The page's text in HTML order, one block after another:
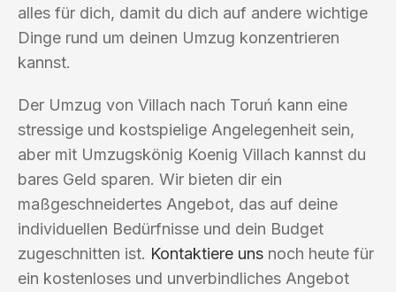
alles für dich, damit du dich auf andere wichtige
Dinge rund um deinen Umzug konzentrieren
kannst.
Der Umzug von Villach nach Toruń kann eine
stressige und kostspielige Angelegenheit sein,
aber mit Umzugskönig Koenig Villach kannst du
bares Geld sparen. Wir bieten dir ein
maßgeschneidertes Angebot, das auf deine
individuellen Bedürfnisse und dein Budget
zugeschnitten ist. Kontaktiere uns noch heute für
ein kostenloses und unverbindliches Angebot